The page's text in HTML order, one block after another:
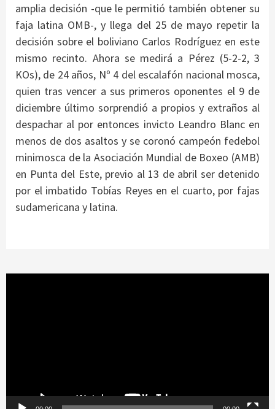
amplia decisión -que le permitió también obtener su
faja latina OMB-, y llega del 25 de mayo repetir la
decisión sobre el boliviano Carlos Rodríguez en este
mismo recinto. Ahora se medirá a Pérez (5-2-2, 3
KOs), de 24 años, Nº 4 del escalafón nacional mosca,
quien tras vencer a sus primeros oponentes el 9 de
diciembre último sorprendió a propios y extraños al
despachar al por entonces invicto Leandro Blanc en
menos de dos asaltos y se coronó campeón fedebol
minimosca de la Asociación Mundial de Boxeo (AMB)
en Punta del Este, previo al 13 de abril ser detenido
por el imbatido Tobías Reyes en el cuarto, por fajas
sudamericana y latina.